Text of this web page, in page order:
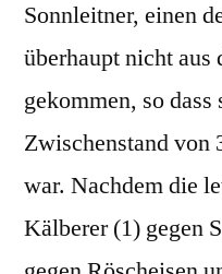
Sonnleitner, einen
überhaupt nicht aus
gekommen, so
Zwischenstand von
war. Nachdem die
Kälberer (1) gegen